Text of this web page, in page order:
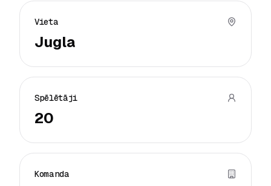
Vieta
Jugla
Spēlētāji
20
Komanda